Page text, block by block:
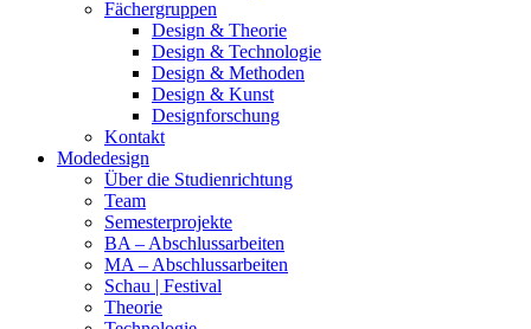
Fächergruppen
Design & Theorie
Design & Technologie
Design & Methoden
Design & Kunst
Designforschung
Kontakt
Modedesign
Über die Studienrichtung
Team
Semesterprojekte
BA – Abschlussarbeiten
MA – Abschlussarbeiten
Schau | Festival
Theorie